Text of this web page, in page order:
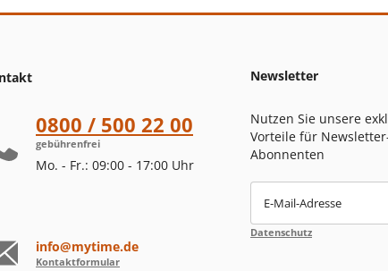
0800 / 500 22 00
gebührenfrei
Mo. - Fr.: 09:00 - 17:00 Uhr
info@mytime.de
Kontaktformular
Newsletter
Nutzen Sie unsere
Vorteile für
Abonnenten
E-Mail-Adresse
Datenschutz